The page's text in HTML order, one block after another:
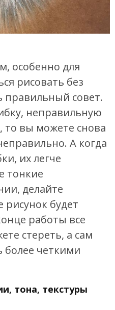
особенно для
рисовать без
правильный совет.
неправильную
то вы можете снова
А когда
их легче
тонкие
делайте
рисунок будет
работы все
стереть, а сам
более четкими
тона, текстуры